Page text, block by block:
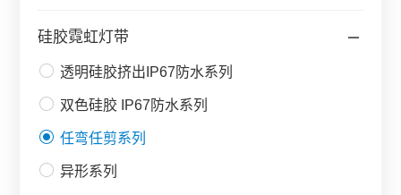
硅胶霓虹灯带
透明硅胶挤出IP67防水系列
双色硅胶 IP67防水系列
任弯任剪系列
异形系列